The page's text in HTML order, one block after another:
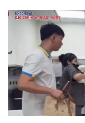
THỜI BÁO VTV
Theo dõi báo trên
Cơ quan chủ quản: Đài
Cơ quan báo chí:Thời
Giấy phép hoạt động